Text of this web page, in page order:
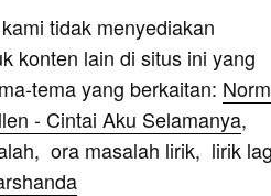
tidak menyediakan
konten lain di situs ini yang
tema yang berkaitan:
- Cintai Aku Selamanya,
ora masalah lirik, lirik